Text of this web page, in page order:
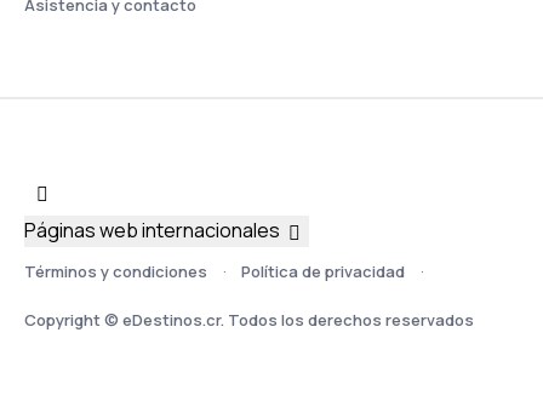
Asistencia y contacto
Términos y condiciones Política de privacidad
Copyright © eDestinos.cr. Todos los derechos reservados
Páginas web internacionales